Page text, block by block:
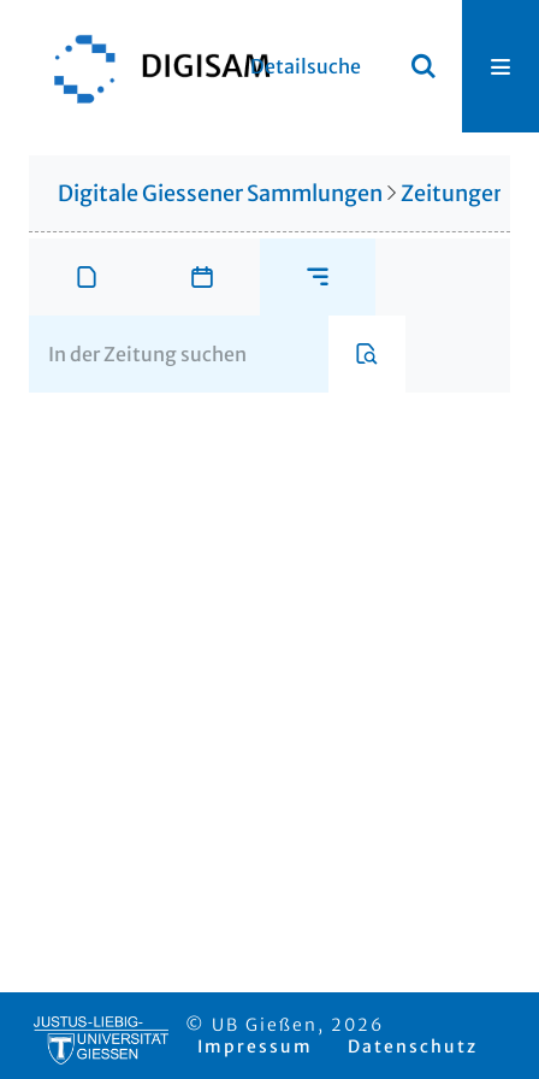
Detailsuche
Digitale Giessener Sammlungen Zeitungen
© UB Gießen, 2026
Impressum
Datenschutz